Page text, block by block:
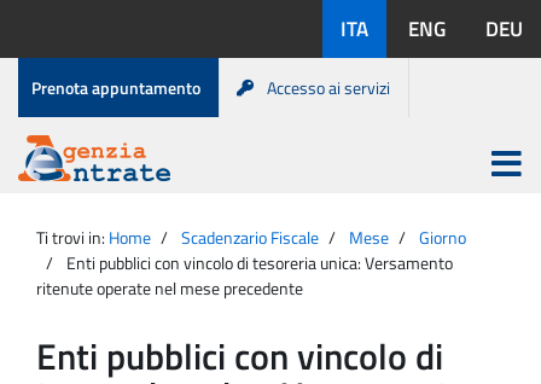
contenuto
disponibili:
ITA ENG DEU
Menu
di
servizio
Prenota appuntamento Accesso ai servizi
Agenzia
Entrate
Apri
menu
principale
Ti trovi in: Home Scadenzario Fiscale Mese
Giorno
Enti pubblici con vincolo di tesoreria unica: Versamento
ritenute operate nel mese precedente
Enti pubblici con vincolo di